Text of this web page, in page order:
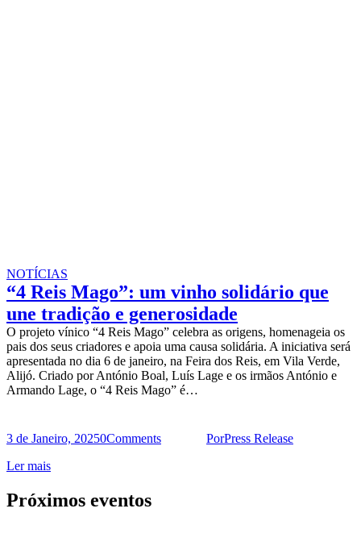
NOTÍCIAS
“4 Reis Mago”: um vinho solidário que
une tradição e generosidade
O projeto vínico “4 Reis Mago” celebra as origens, homenageia os
pais dos seus criadores e apoia uma causa solidária. A iniciativa será
apresentada no dia 6 de janeiro, na Feira dos Reis, em Vila Verde,
Alijó. Criado por António Boal, Luís Lage e os irmãos António e
Armando Lage, o “4 Reis Mago” é…
3 de Janeiro, 20250Comments PorPress Release
Ler mais
Próximos eventos